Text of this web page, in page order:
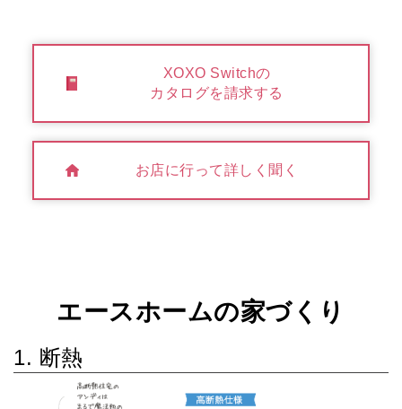
XOXO Switchの
カタログを請求する
お店に行って詳しく聞く
エースホームの家づくり
1. 断熱